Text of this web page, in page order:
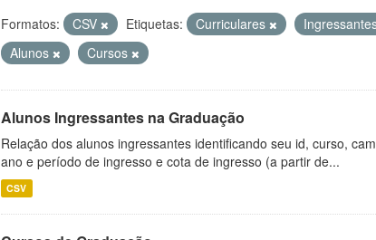
Formatos: CSV Etiquetas: Curriculares
Alunos
Cursos
Alunos Ingressantes na Graduação
Relação dos alunos ingressantes identificando seu id, curso,
ano e período de ingresso e cota de ingresso (a partir de...
CSV